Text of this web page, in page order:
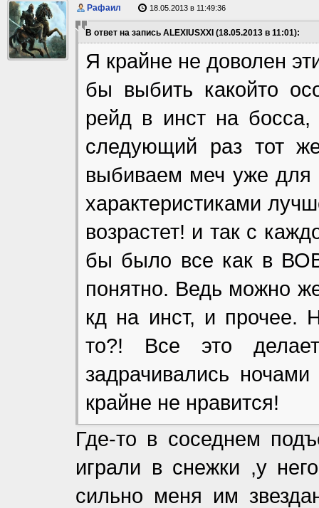
Рафаил 18.05.2013 в 11:49:36
В ответ на запись ALEXIUSXXI (18.05.2013 в 11:01):
Я крайне не доволен
бы выбить какойто
рейд в инст на
следующий раз тот
выбиваем меч уже для
характеристиками
возрастет! и так с
бы было все как в
понятно. Ведь можно
кд на инст, и прочее.
то?! Все это
задрачивались
крайне не нравится!
Где-то в соседнем
играли в снежки ,у
сильно меня им